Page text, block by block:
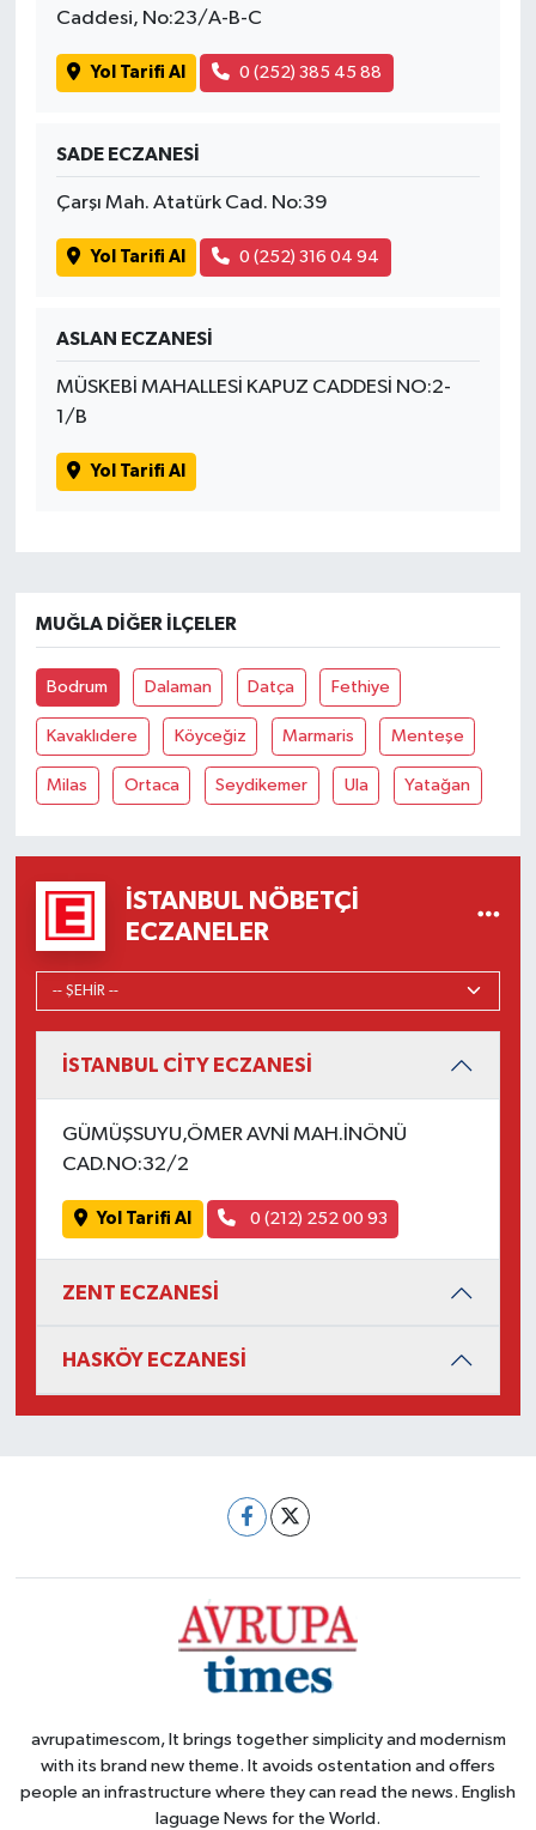
Caddesi, No:23/A-B-C
Yol Tarifi Al 0 (252) 385 45 88
SADE ECZANESİ
Çarşı Mah. Atatürk Cad. No:39
Yol Tarifi Al 0 (252) 316 04 94
ASLAN ECZANESİ
MÜSKEBİ MAHALLESİ KAPUZ CADDESİ NO:2-
1/B
Yol Tarifi Al
MUĞLA DIĞER İLÇELER
Bodrum Dalaman Datça Fethiye
Kavaklıdere Köyceğiz Marmaris Menteşe
Milas Ortaca Seydikemer Ula Yatağan
İSTANBUL NÖBETÇI
ECZANELER
İSTANBUL CİTY ECZANESİ
GÜMÜŞSUYU,ÖMER AVNİ MAH.İNÖNÜ
CAD.NO:32/2
Yol Tarifi Al 0 (212) 252 00 93
ZENT ECZANESİ
HASKÖY ECZANESİ
avrupatimescom, It brings together simplicity and modernism
with its brand new theme. It avoids ostentation and offers
people an infrastructure where they can read the news. English
laguage News for the World.